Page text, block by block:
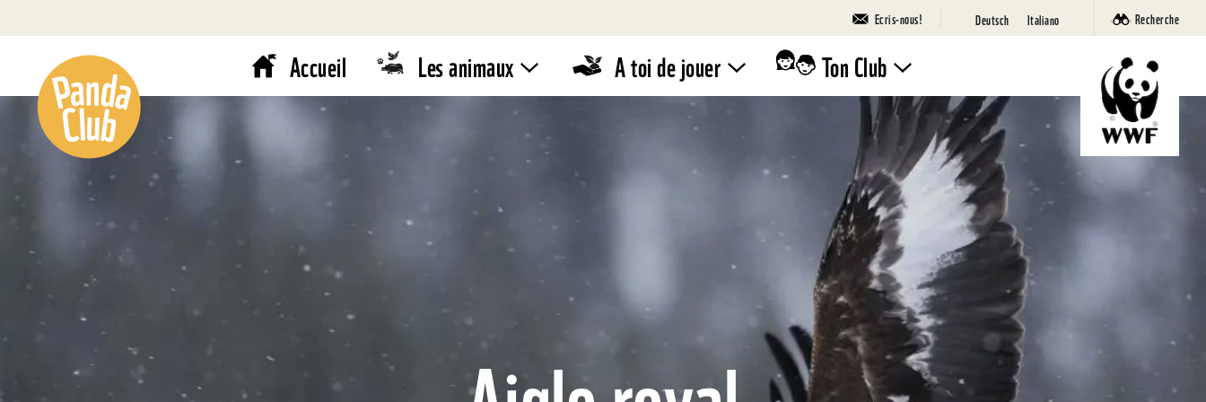
Ecris-nous! Deutsch Italiano Recherche
Accueil
Les animaux
Zoodico
Quiz
A toi de jouer
WWF –
Stand de
conseils
Pandathlon
Ton Club
Rejoins le
Club!
Camps
Nature
WWF
SuperPanda
Ta page